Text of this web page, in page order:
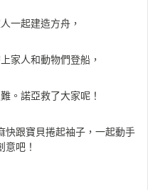
一起建造方舟，
家人和動物們登船，
。諾亞救了大家呢！
快跟寶貝捲起袖子，一起動手
意吧！